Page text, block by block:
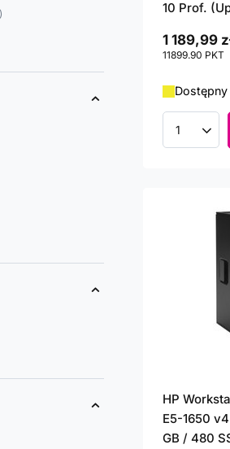
10 Prof.
1 189,99
11899.90 PKT
Dostępny
Ilość
HP
E5-1650
GB / 480